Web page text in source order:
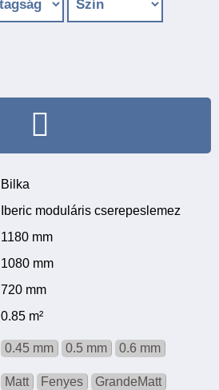
Bilka
Iberic moduláris cserepeslemez
1180 mm
1080 mm
720 mm
0.85 m²
0.45 mm 0.5 mm 0.6 mm
Matt Fenyes GrandeMatt